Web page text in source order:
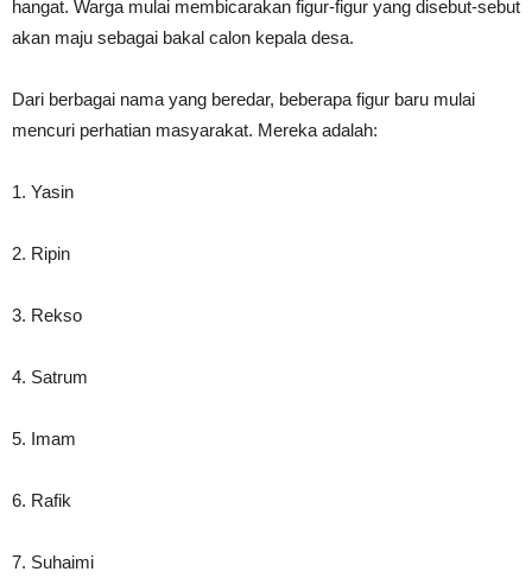
hangat. Warga mulai membicarakan figur-figur yang disebut-sebut
akan maju sebagai bakal calon kepala desa.
Dari berbagai nama yang beredar, beberapa figur baru mulai
mencuri perhatian masyarakat. Mereka adalah:
1. Yasin
2. Ripin
3. Rekso
4. Satrum
5. Imam
6. Rafik
7. Suhaimi